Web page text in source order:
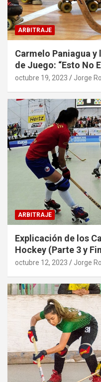
ARBITRAJE
Carmelo Paniagua y
de Juego: “Esto No
octubre 19, 2023 Jorge
ARBITRAJE
Explicación de los
Hockey (Parte 3 y
octubre 12, 2023 Jorge